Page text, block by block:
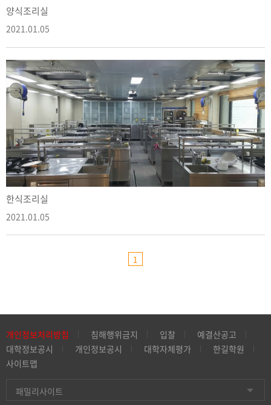
양식조리실
2021.01.05
한식조리실
2021.01.05
1
개인정보처리방침 침해행위금지 입찰
예결산공고
대학정보공시
개인정보공시 대학자체평가
한길학원
사이트맵
패밀리사이트